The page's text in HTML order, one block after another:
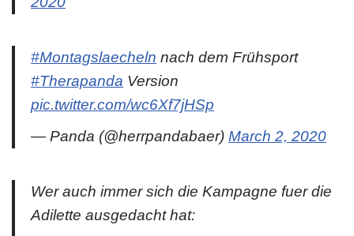
#Montagslaecheln nach dem Frühsport
#Therapanda Version
pic.twitter.com/wc6Xf7jHSp
— Panda (@herrpandabaer) March 2, 2020
Wer auch immer sich die Kampagne fuer die
Adilette ausgedacht hat: